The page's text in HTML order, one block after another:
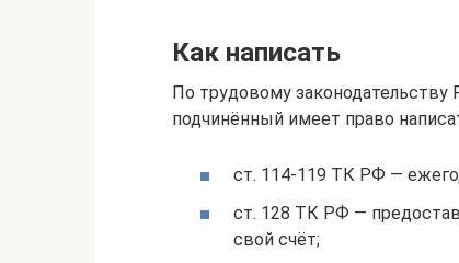
Как написать
По трудовому законодательству
подчинённый имеет право
ст. 114-119 ТК РФ —
ст. 128 ТК РФ —
свой счёт;